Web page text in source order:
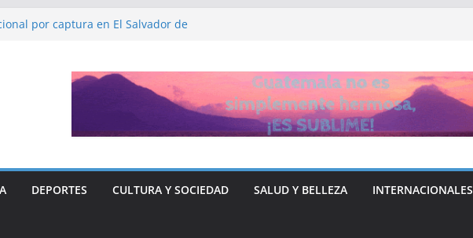
por captura en El Salvador de
y Libre “no quieren entregar el poder” y
ante Donald Trump
de fiscalía que busca investigar a
para el periodista José Rubén Zamora
DEPORTES CULTURA Y SOCIEDAD SALUD Y BELLEZA INTERNACIONALES